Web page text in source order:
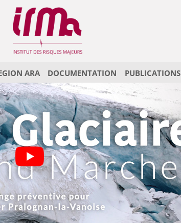
ARA DOCUMENTATION PUBLICATIONS